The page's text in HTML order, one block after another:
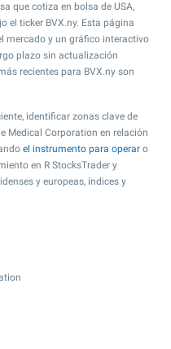
que cotiza en bolsa de USA,
el ticker BVX.ny. Esta página
mercado y un gráfico interactivo
plazo sin actualización
recientes para BVX.ny son
identificar zonas clave de
Medical Corporation en relación
el instrumento para operar o
en R StocksTrader y
y europeas, índices y